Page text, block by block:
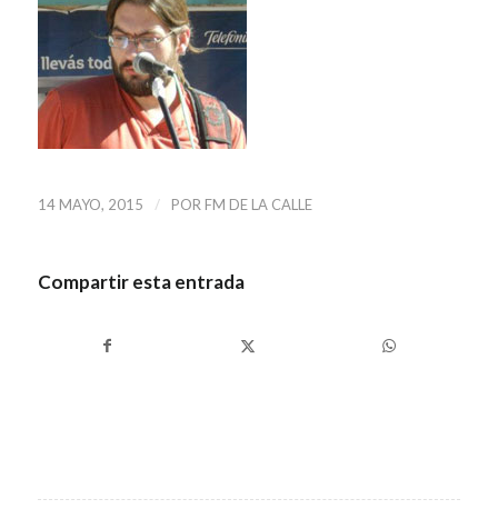
14 MAYO, 2015 / POR FM DE LA CALLE
Compartir esta entrada